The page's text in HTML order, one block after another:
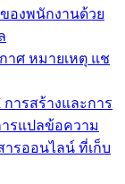
องพนักงานด้วย
าศ หมายเหตุ แช
การสร้างและการ
รแปลข้อความ
รออนไลน์ ที่เก็บ